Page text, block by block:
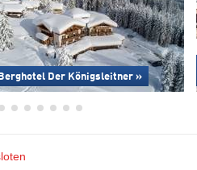
Berghotel Der Königsleitner »